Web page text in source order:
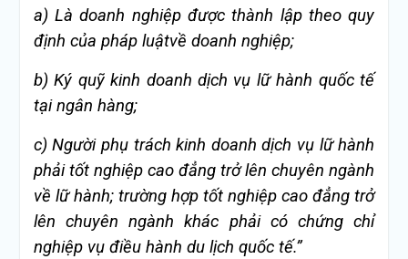
a) Là doanh nghiệp được thành lập theo quy
định của pháp luậtvề doanh nghiệp;
b) Ký quỹ kinh doanh dịch vụ lữ hành quốc tế
tại ngân hàng;
c) Người phụ trách kinh doanh dịch vụ lữ hành
phải tốt nghiệp cao đẳng trở lên chuyên ngành
về lữ hành; trường hợp tốt nghiệp cao đẳng trở
lên chuyên ngành khác phải có chứng chỉ
nghiệp vụ điều hành du lịch quốc tế.”